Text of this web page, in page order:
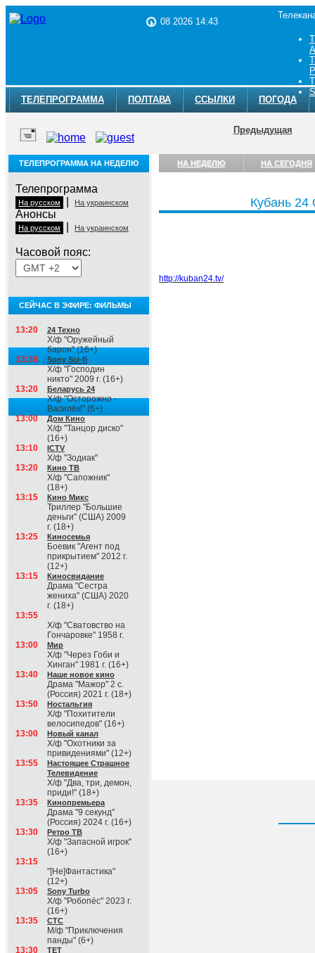
08 2026 14:43
ТЕЛЕПРОГРАММА ПОЛТАВА ССЫЛКИ ПОГОДА
Предыдущая
ТЕЛЕПРОГРАММА НА НЕДЕЛЮ
Телепрограмма
На русском На украинском
Анонсы
На русском На украинском
Часовой пояс:
СЕЙЧАС В ЭФИРЕ: ФИЛЬМЫ
13:20 24 Техно
Х/ф "Оружейный
барон" (16+)
13:30
Sony Sci-fi
Х/ф "Господин
никто" 2009 г. (16+)
13:20
Беларусь 24
Х/ф "Осторожно -
Василёк!" (6+)
13:00
Дом Кино
Х/ф "Танцор диско"
(16+)
13:10
ICTV
Х/ф "Зодиак"
13:20
Кино ТВ
Х/ф "Сапожник"
(18+)
13:15
Кино Микс
Триллер "Большие
деньги" (США) 2009
г. (18+)
13:25
Киносемья
Боевик "Агент под
прикрытием" 2012 г.
(12+)
13:15
Киносвидание
Драма "Сестра
жениха" (США) 2020
г. (18+)
13:55
Х/ф "Сватовство на
Гончаровке" 1958 г.
13:00
Мир
Х/ф "Через Гоби и
Хинган" 1981 г. (16+)
13:40
Наше новое кино
Драма "Мажор" 2 с.
(Россия) 2021 г. (18+)
13:50
Ностальгия
Х/ф "Похитители
велосипедов" (16+)
13:00
Новый канал
Х/ф "Охотники за
привидениями" (12+)
13:55
Настоящее Страшное
Телевидение
Х/ф "Два, три, демон,
приди!" (18+)
13:35
Кинопремьера
Драма "9 секунд"
(Россия) 2024 г. (16+)
13:30
Ретро ТВ
Х/ф "Запасной игрок"
(16+)
13:15
"[Не]Фантастика"
(12+)
13:05
Sony Turbo
Х/ф "Робопёс" 2023 г.
(16+)
13:35
СТС
М/ф "Приключения
панды" (6+)
13:30
ТЕТ
НА НЕДЕЛЮ НА СЕГОДНЯ
Кубань 24
http://kuban24.tv/